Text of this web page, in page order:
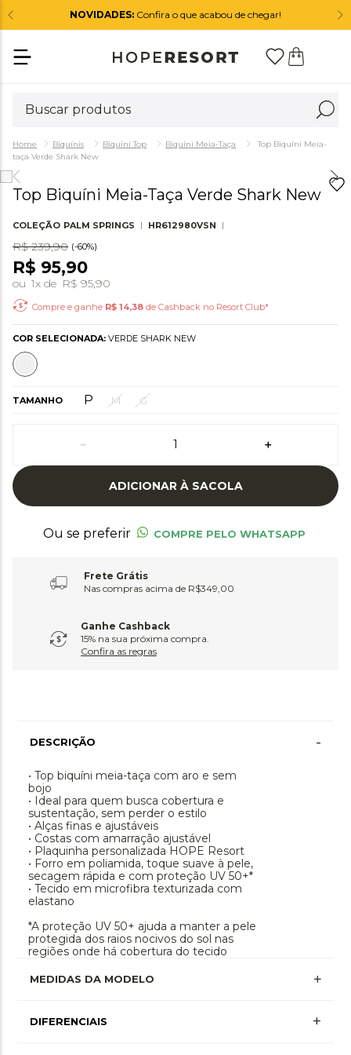
NOVIDADES: Confira o que acabou de chegar!
Biquínis Biquíni Top Biquíni Meia-Taça
Top Biquíni Meia-
taça Verde Shark New
Top Biquíni Meia-Taça Verde Shark New
COLEÇÃO PALM SPRINGS HR612980VSN
R$ 239,90 (-60%)
R$ 95,90
ou 1x de R$ 95,90
Compre e ganhe R$ 14,38 de Cashback no Resort Club*
COR SELECIONADA: VERDE SHARK NEW
TAMANHO G
M
P
＋
－
ADICIONAR À SACOLA
Ou se preferir COMPRE PELO WHATSAPP
Frete Grátis
Nas compras acima de R$349,00
Ganhe Cashback
15% na sua próxima compra.
Confira as regras
DESCRIÇÃO -
• Top biquíni meia-taça com aro e sem
bojo
• Ideal para quem busca cobertura e
sustentação, sem perder o estilo
• Alças finas e ajustáveis
• Costas com amarração ajustável
• Plaquinha personalizada HOPE Resort
• Forro em poliamida, toque suave à pele,
secagem rápida e com proteção UV 50+*
• Tecido em microfibra texturizada com
elastano
*A proteção UV 50+ ajuda a manter a pele
protegida dos raios nocivos do sol nas
regiões onde há cobertura do tecido
MEDIDAS DA MODELO
DIFERENCIAIS +